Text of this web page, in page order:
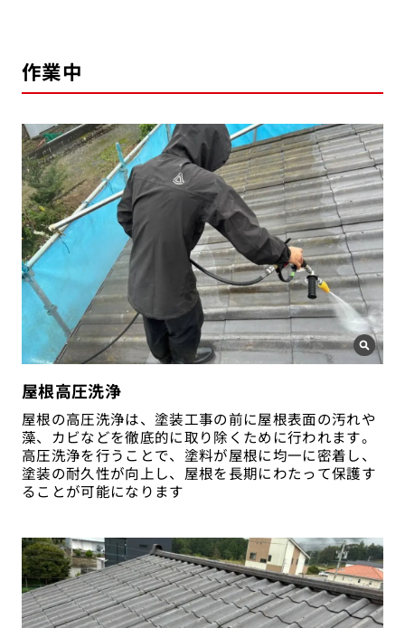
作業中
屋根高圧洗浄
屋根の高圧洗浄は、塗装工事の前に屋根表面の汚れや
藻、カビなどを徹底的に取り除くために行われます。
高圧洗浄を行うことで、塗料が屋根に均一に密着し、
塗装の耐久性が向上し、屋根を長期にわたって保護す
ることが可能になります